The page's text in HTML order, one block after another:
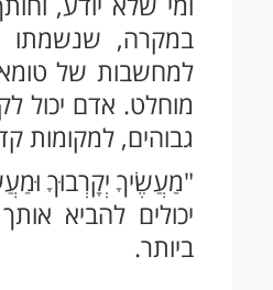
במקרה, שנשמתו
למחשבות של
מוחלט. אדם יכול
גבוהים, למקומות
"מַעֲשֶׂיךָ יְקָרְבוּךָ
יכולים להביא
ביותר.